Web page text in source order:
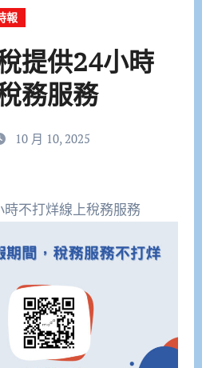
報
提供24小時
務服務
10 月 10, 2025
時不打烊線上稅務服務